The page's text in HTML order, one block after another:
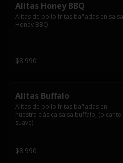
Alitas Honey BBQ
Alitas de pollo fritas bañadas en salsa
Honey BBQ
$8.990
Alitas Buffalo
Alitas de pollo fritas bañadas en
nuestra clásica salsa buffalo, (picante
suave).
$8.990